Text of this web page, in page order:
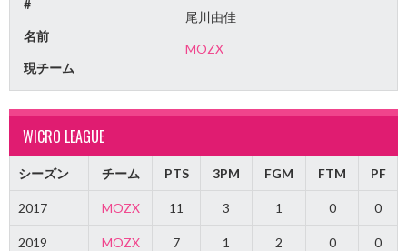
#
名前
尾川由佳
現チーム
MOZX
WICRO LEAGUE
シーズン チーム PTS 3PM FGM FTM PF
2017 MOZX 11 3 1 0 0
2019 MOZX 7 1 2 0 0